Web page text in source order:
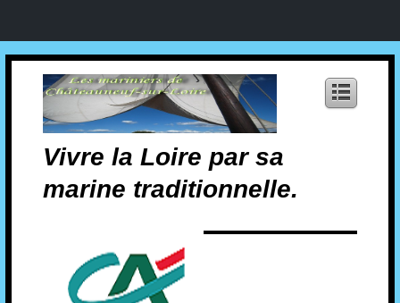
Vivre la Loire par sa
marine traditionnelle.